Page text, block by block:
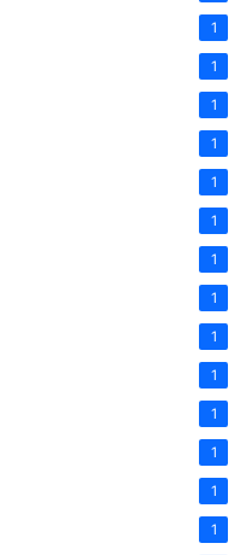
1
1
1
1
1
1
1
1
1
1
1
1
1
1